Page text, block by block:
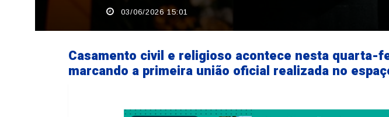
03/06/2026 15:01
Casamento civil e religioso acontece nesta quarta-
marcando a primeira união oficial realizada no